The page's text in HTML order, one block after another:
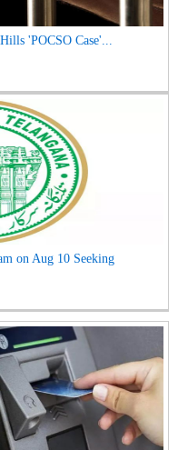
'POCSO Case'...
on Aug 10 Seeking